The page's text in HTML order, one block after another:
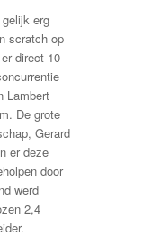
erg
scratch op
direct 10
Lambert
De grote
Gerard
er deze
door
werd
2,4